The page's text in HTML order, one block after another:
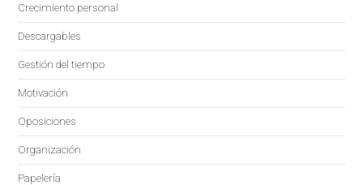
Crecimiento personal
Descargables
Gestión del tiempo
Motivación
Oposiciones
Organización
Papelería